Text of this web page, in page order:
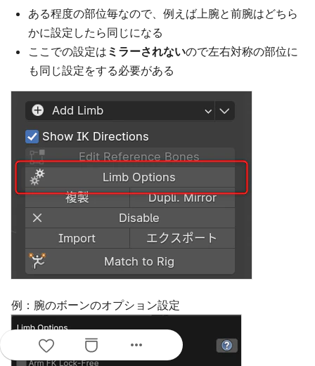
ある程度の部位毎なので、例えば上腕と前腕はどちら
かに設定したら同じになる
ここでの設定は ミラーされないので左右対称の部位に
も同じ設定をする必要がある
例：腕のボーンのオプション設定
more_horiz